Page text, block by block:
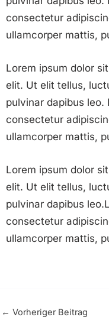
consectetur
ullamcorper mattis,
Lorem ipsum dolor
elit. Ut elit tellus,
pulvinar dapibus leo.
consectetur
ullamcorper mattis,
Lorem ipsum dolor
elit. Ut elit tellus,
pulvinar dapibus
consectetur
ullamcorper mattis,
← Vorheriger Beitrag